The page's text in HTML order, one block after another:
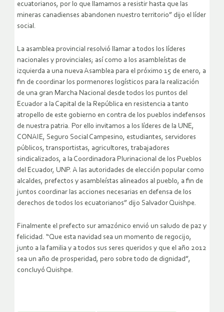
ecuatorianos, por lo que llamamos a resistir hasta que las
mineras canadienses abandonen nuestro territorio” dijo el líder
social.
La asamblea provincial resolvió llamar a todos los líderes
nacionales y provinciales; así como a los asambleístas de
izquierda a una nueva Asamblea para el próximo 15 de enero, a
fin de coordinar los pormenores logísticos para la realización
de una gran Marcha Nacional desde todos los puntos del
Ecuador a la Capital de la República en resistencia a tanto
atropello de este gobierno en contra de los pueblos indefensos
de nuestra patria. Por ello invitamos a los líderes de la UNE,
CONAIE, Seguro Social Campesino, estudiantes, servidores
públicos, transportistas, agricultores, trabajadores
sindicalizados, a la Coordinadora Plurinacional de los Pueblos
del Ecuador, UNP. A las autoridades de elección popular como
alcaldes, prefectos y asambleístas alineados al pueblo, a fin de
juntos coordinar las acciones necesarias en defensa de los
derechos de todos los ecuatorianos” dijo Salvador Quishpe.
Finalmente el prefecto sur amazónico envió un saludo de paz y
felicidad. “Que esta navidad sea un momento de regocijo,
junto a la familia y a todos sus seres queridos y que el año 2012
sea un año de prosperidad, pero sobre todo de dignidad”,
concluyó Quishpe.